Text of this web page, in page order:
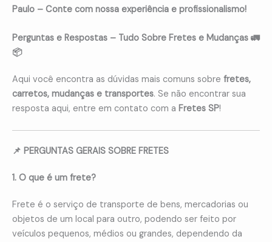
Paulo – Conte com nossa experiência e profissionalismo!
Perguntas e Respostas – Tudo Sobre Fretes e Mudanças 🚛
📦
Aqui você encontra as dúvidas mais comuns sobre fretes,
carretos, mudanças e transportes. Se não encontrar sua
resposta aqui, entre em contato com a Fretes SP!
📌 PERGUNTAS GERAIS SOBRE FRETES
1. O que é um frete?
Frete é o serviço de transporte de bens, mercadorias ou
objetos de um local para outro, podendo ser feito por
veículos pequenos, médios ou grandes, dependendo da